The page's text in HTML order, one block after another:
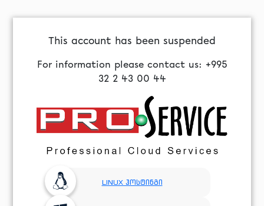
This account has been suspended
For information please contact us: +995
32 2 43 00 44
LINUX ჰოსტინგი